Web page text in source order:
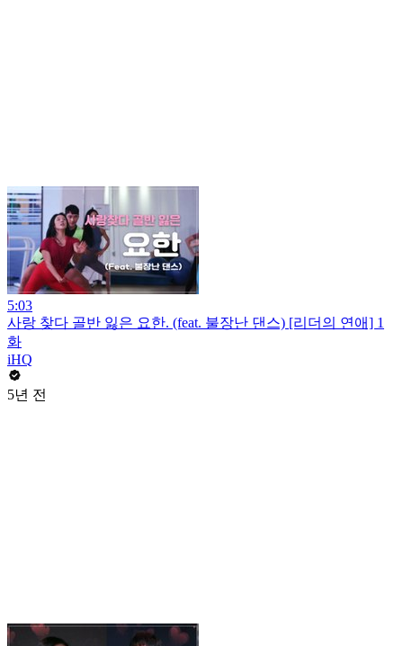
5:03
사랑 찾다 골반 잃은 요한. (feat. 불장난 댄스) [리더의 연애] 1
화
iHQ
5년 전